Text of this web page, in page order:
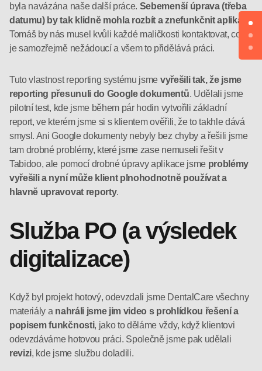
byla navázána naše další práce. Sebemenší úprava (třeba
datumu) by tak klidně mohla rozbít a znefunkčnit aplikaci.
Tomáš by nás musel kvůli každé maličkosti kontaktovat, což
je samozřejmě nežádoucí a všem to přidělává práci.
Tuto vlastnost reporting systému jsme vyřešili tak, že jsme
reporting přesunuli do Google dokumentů. Udělali jsme
pilotní test, kde jsme během pár hodin vytvořili základní
report, ve kterém jsme si s klientem ověřili, že to takhle dává
smysl. Ani Google dokumenty nebyly bez chyby a řešili jsme
tam drobné problémy, které jsme zase nemuseli řešit v
Tabidoo, ale pomocí drobné úpravy aplikace jsme problémy
vyřešili a nyní může klient plnohodnotně používat a
hlavně upravovat reporty.
Služba PO (a výsledek
digitalizace)
Když byl projekt hotový, odevzdali jsme DentalCare všechny
materiály a nahráli jsme jim video s prohlídkou řešení a
popisem funkčnosti, jako to děláme vždy, když klientovi
odevzdáváme hotovou práci. Společně jsme pak udělali
revizi, kde jsme službu doladili.